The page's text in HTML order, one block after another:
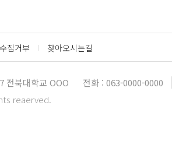
집거부 찾아오시는길
전북대학교 OOO 전화 : 063-0000-0000
reaerved.